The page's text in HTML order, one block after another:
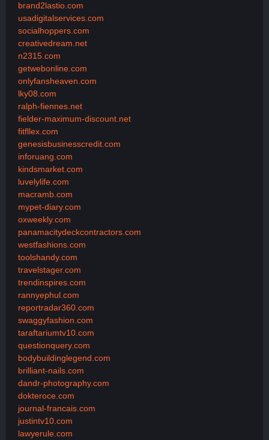
brand2lastio.com
usadigitalservices.com
socialhoppers.com
creativedream.net
n2315.com
getwebonline.com
onlyfansheaven.com
lky08.com
ralph-fiennes.net
fielder-maximum-discount.net
fitfllex.com
genesisbusinesscredit.com
inforuang.com
kindsmarket.com
luvelylife.com
macramb.com
mypet-diary.com
oxweekly.com
panamacitydeckcontractors.com
westfashions.com
toolshandy.com
travelstager.com
trendinspires.com
rannyephul.com
reportradar360.com
swaggyfashion.com
taraftariumtv10.com
questionquery.com
bodybuildinglegend.com
brilliant-nails.com
dandr-photography.com
dokteroce.com
journal-francais.com
justintv10.com
lawyerule.com